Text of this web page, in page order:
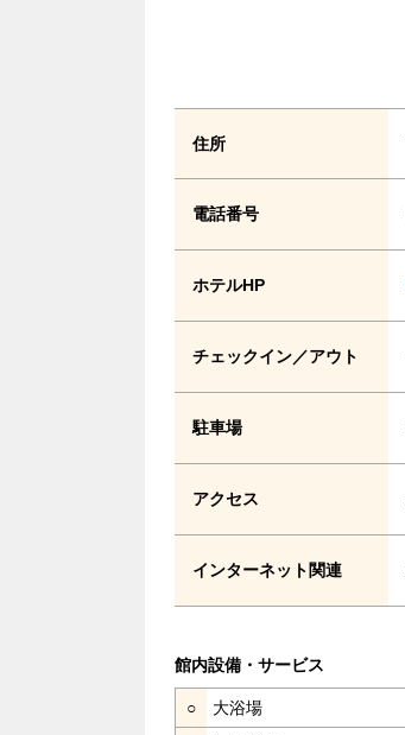
住所
電話番号
ホテルHP
チェックイン／アウト
駐車場
アクセス
インターネット関連
館内設備・サービス
○ 大浴場